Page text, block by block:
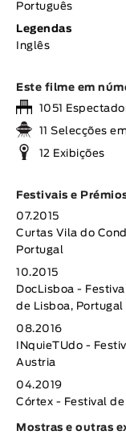
Português
Legendas
Inglês
Este filme em
1051
11 Selecções
12 Exibições
Festivais e
07.2015
Curtas Vila do
Portugal
10.2015
DocLisboa -
de Lisboa, Portugal
08.2016
INquieTUdo -
Austria
04.2019
Córtex - Festival
Mostras e outras